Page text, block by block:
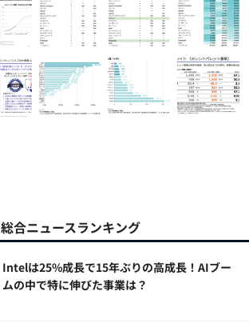
総合ニュースランキング
Intelは25%成長で15年ぶりの高成長！AIブー
ムの中で特に伸びた事業は？